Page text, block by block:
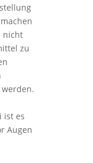
nicht
zu
ist es
Augen